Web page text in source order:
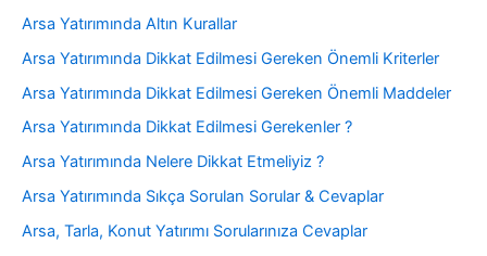
Arsa Yatırımında Altın Kurallar
Arsa Yatırımında Dikkat Edilmesi Gereken Önemli Kriterler
Arsa Yatırımında Dikkat Edilmesi Gereken Önemli Maddeler
Arsa Yatırımında Dikkat Edilmesi Gerekenler ?
Arsa Yatırımında Nelere Dikkat Etmeliyiz ?
Arsa Yatırımında Sıkça Sorulan Sorular & Cevaplar
Arsa, Tarla, Konut Yatırımı Sorularınıza Cevaplar